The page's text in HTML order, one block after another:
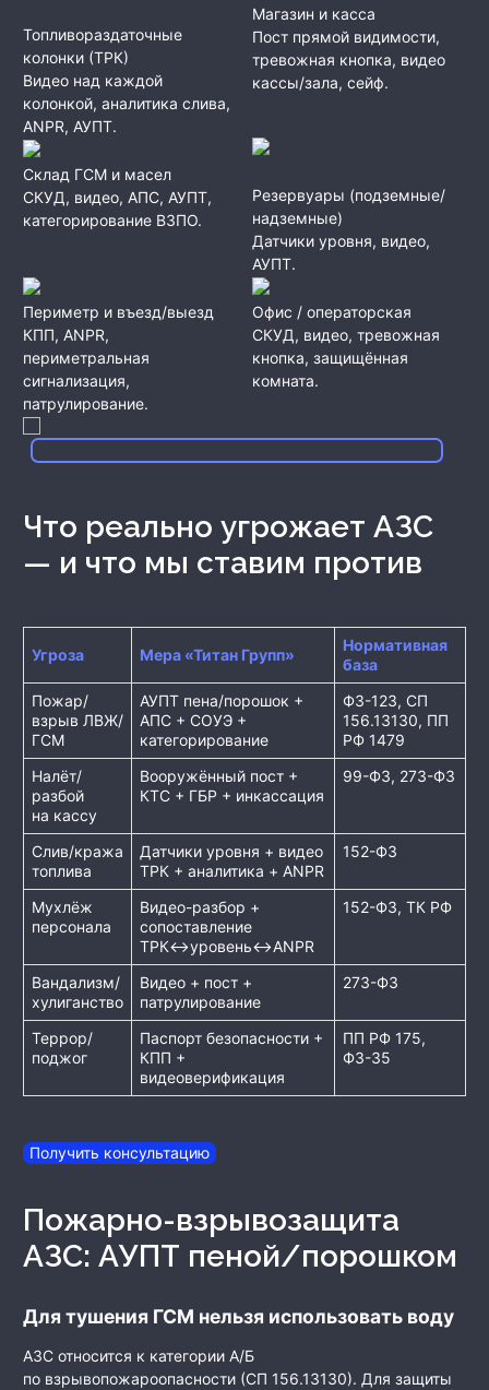
Топливораздаточные
колонки (ТРК)
Видео над каждой
колонкой, аналитика слива,
ANPR, АУПТ.
Магазин и касса
Пост прямой видимости,
тревожная кнопка, видео
кассы/зала, сейф.
Склад ГСМ и масел
СКУД, видео, АПС, АУПТ,
категорирование ВЗПО.
Резервуары (подземные/
надземные)
Датчики уровня, видео,
АУПТ.
Периметр и въезд/выезд
КПП, ANPR,
периметральная
сигнализация,
патрулирование.
Офис / операторская
СКУД, видео, тревожная
кнопка, защищённая
комната.
Что реально угрожает АЗС
— и что мы ставим против
Угроза Мера «Титан Групп»
Нормативная
база
Пожар/
взрыв ЛВЖ/
ГСМ
АУПТ пена/порошок +
АПС + СОУЭ +
категорирование
ФЗ-123, СП
156.13130, ПП
РФ 1479
Налёт/
разбой
на кассу
Вооружённый пост +
КТС + ГБР + инкассация
99-ФЗ, 273-ФЗ
Слив/кража
топлива
Датчики уровня + видео
ТРК + аналитика + ANPR
152-ФЗ
Мухлёж
персонала
Видео-разбор +
сопоставление
ТРК↔уровень↔ANPR
152-ФЗ, ТК РФ
Вандализм/
хулиганство
Видео + пост +
патрулирование
273-ФЗ
Террор/
поджог
Паспорт безопасности +
КПП +
видеоверификация
ПП РФ 175,
ФЗ-35
Получить консультацию
Пожарно-взрывозащита
АЗС: АУПТ пеной/порошком
Для тушения ГСМ нельзя использовать воду
АЗС относится к категории А/Б
по взрывопожароопасности (СП 156.13130). Для защиты